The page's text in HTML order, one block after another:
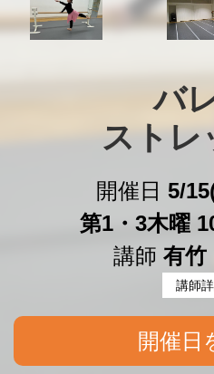
バ
ストレ
開催日 5/
第1・3木曜
講師 有
講師
開催日